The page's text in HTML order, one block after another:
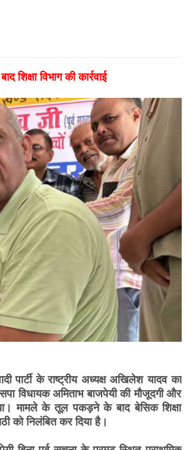
विभाग की कार्रवाई
पार्टी के राष्ट्रीय अध्यक्ष अखिलेश यादव का
विधायक अमिताभ बाजपेयी की मौजूदगी और
मामले के तूल पकड़ने के बाद बेसिक शिक्षा
को निलंबित कर दिया है।